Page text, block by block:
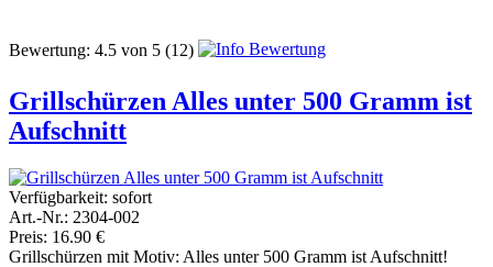
Bewertung: 4.5 von 5 (12)
Grillschürzen Alles unter 500 Gramm ist
Aufschnitt
Verfügbarkeit: sofort
Art.-Nr.: 2304-002
Preis: 16.90 €
Grillschürzen mit Motiv: Alles unter 500 Gramm ist Aufschnitt!